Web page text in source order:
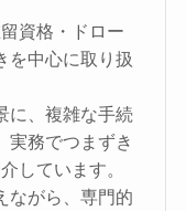
資格・ドロー
を中心に取り扱
に、複雑な手続
実務でつまずき
しています。
ながら、専門的